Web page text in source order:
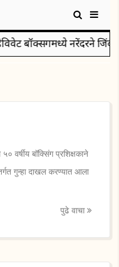
बॉक्सिंगमध्ये नरेंदरने जिंकले
बॉक्सिंग प्रशिक्षकाने
गुन्हा दाखल करण्यात आला
पुढे वाचा